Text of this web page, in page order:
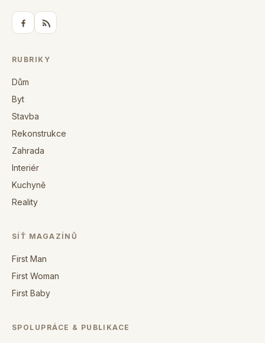
RUBRIKY
Dům
Byt
Stavba
Rekonstrukce
Zahrada
Interiér
Kuchyně
Reality
SÍŤ MAGAZÍNŮ
First Man
First Woman
First Baby
SPOLUPRÁCE & PUBLIKACE